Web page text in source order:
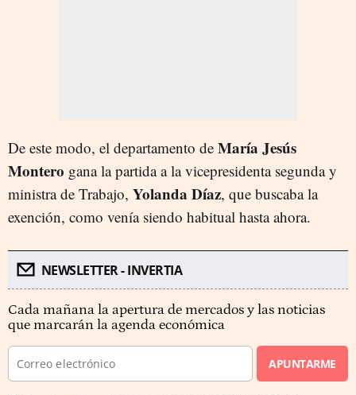
De este modo, el departamento de María Jesús
Montero gana la partida a la vicepresidenta segunda y
ministra de Trabajo, Yolanda Díaz, que buscaba la
exención, como venía siendo habitual hasta ahora.
NEWSLETTER - INVERTIA
Cada mañana la apertura de mercados y las noticias
que marcarán la agenda económica
APUNTARME